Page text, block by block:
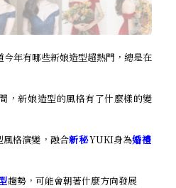
年有哪些新娘造型超熱門，總是在
，新娘造型的風格有了什麼樣的變
格演變，融合新秘YUKI身為婚禮
趨勢，可能會朝著什麼方向發展